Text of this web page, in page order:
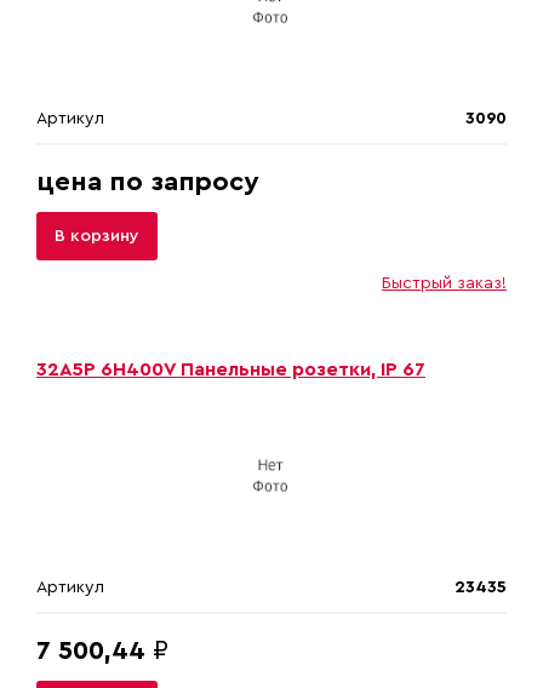
Артикул 3090
цена по запросу
В корзину
Быстрый заказ!
32A5P 6H400V Панельные розетки, IP 67
Артикул 23435
7 500,44 ₽